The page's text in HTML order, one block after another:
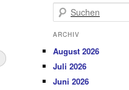
Suchen
ARCHIV
August 2026
Juli 2026
Juni 2026